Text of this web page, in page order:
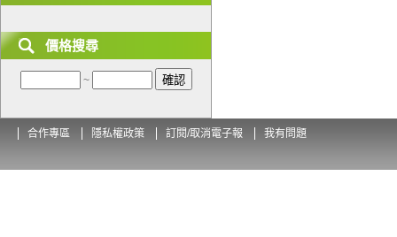
價格搜尋
~
合作專區 隱私權政策 訂閱/取消電子報 我有問題